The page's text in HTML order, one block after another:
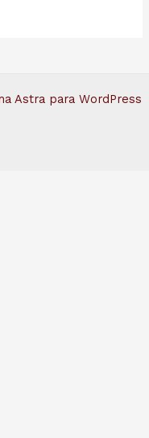
Astra para WordPress